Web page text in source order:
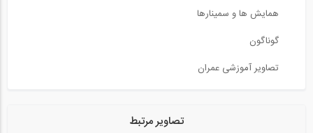
همایش ها و سمینارها
گوناگون
تصاویر آموزشی عمران
تصاویر مرتبط